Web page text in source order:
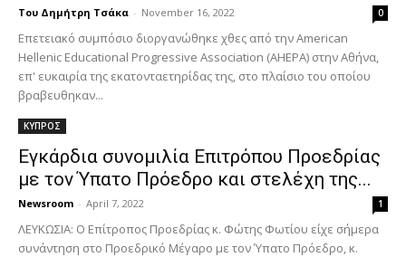
Του Δημήτρη Τσάκα - November 16, 2022 0
Επετειακό συμπόσιο διοργανώθηκε χθες από την American
Hellenic Educational Progressive Association (AHEPA) στην Αθήνα,
επ' ευκαιρία της εκατονταετηρίδας της, στο πλαίσιο του οποίου
βραβευθηκαν...
ΚΥΠΡΟΣ
Εγκάρδια συνομιλία Επιτρόπου Προεδρίας
με τον Ύπατο Πρόεδρο και στελέχη της...
Newsroom - April 7, 2022 1
ΛΕΥΚΩΣΙΑ: Ο Επίτροπος Προεδρίας κ. Φώτης Φωτίου είχε σήμερα
συνάντηση στο Προεδρικό Μέγαρο με τον Ύπατο Πρόεδρο, κ.